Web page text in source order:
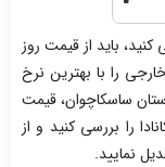
باید از قیمت روز
را با بهترین نرخ
ساسکاچوان، قیمت
را بررسی کنید و از
نمایید.